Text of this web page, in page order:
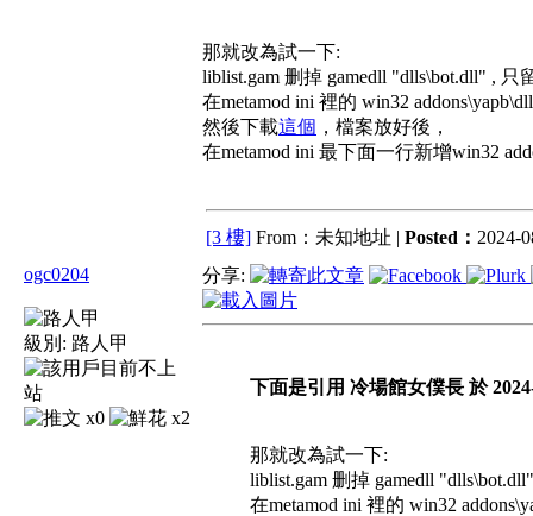
那就改為試一下:
liblist.gam 删掉 gamedll "dlls\bot.dll" , 只
在metamod ini 裡的 win32
然後下載這個 ，檔案放好後，
在metamod ini 最下面一行新增win32
[3 樓] From：未知地址 | Posted： 2024-
ogc0204
級別: 路人甲
x0 x2
分享:
下面是引用 冷場館女僕長 於
那就改為試一下:
liblist.gam 删掉 gamedll
在metamod ini 裡的 win32